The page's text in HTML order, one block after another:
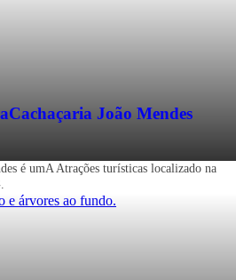
Cachaçaria João Mendes
é umA Atrações turísticas localizado na